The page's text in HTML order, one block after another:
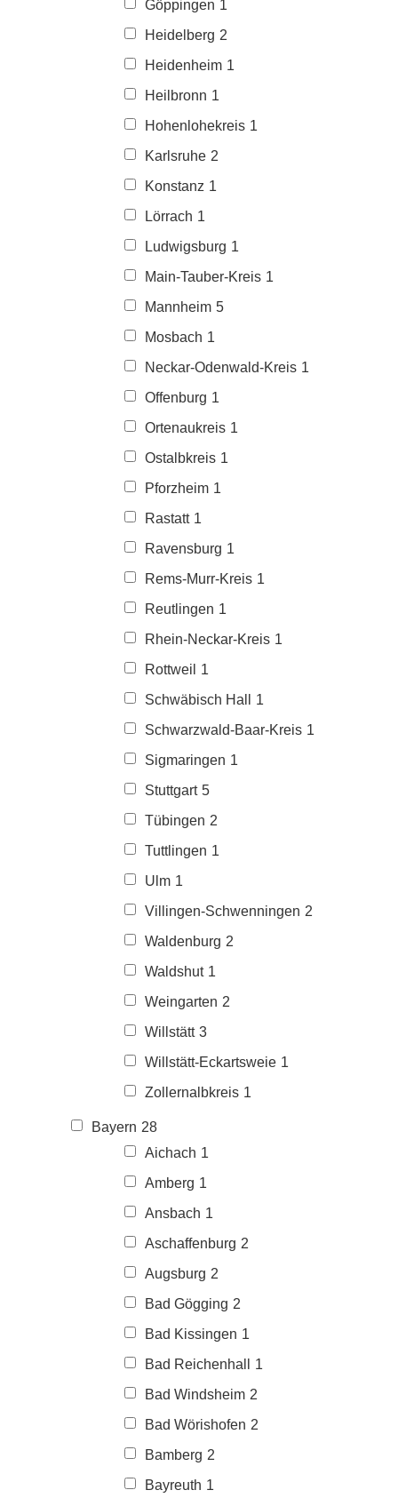
Göppingen 1
Heidelberg 2
Heidenheim 1
Heilbronn 1
Hohenlohekreis 1
Karlsruhe 2
Konstanz 1
Lörrach 1
Ludwigsburg 1
Main-Tauber-Kreis 1
Mannheim 5
Mosbach 1
Neckar-Odenwald-Kreis 1
Offenburg 1
Ortenaukreis 1
Ostalbkreis 1
Pforzheim 1
Rastatt 1
Ravensburg 1
Rems-Murr-Kreis 1
Reutlingen 1
Rhein-Neckar-Kreis 1
Rottweil
1
Schwäbisch Hall
1
Schwarzwald-Baar-Kreis 1
Sigmaringen 1
Stuttgart 5
Tübingen 2
Tuttlingen 1
Ulm 1
Villingen-Schwenningen 2
Waldenburg 2
Waldshut 1
Weingarten 2
Willstätt 3
Willstätt-Eckartsweie 1
Zollernalbkreis 1
Bayern 28
Aichach 1
Amberg 1
Ansbach 1
Aschaffenburg 2
Augsburg 2
Bad Gögging 2
Bad Kissingen 1
Bad Reichenhall
1
Bad Windsheim 2
Bad Wörishofen 2
Bamberg 2
Bayreuth 1